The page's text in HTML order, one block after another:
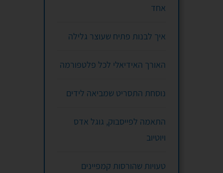
אחד
איך לבנות פתיח שעוצר גלילה
האורך האידיאלי לכל פלטפורמה
נוסחת התסריט שמביאה לידים
התאמה לפייסבוק, גוגל אדס
ויוטיוב
טעויות שהורסות קמפיינים